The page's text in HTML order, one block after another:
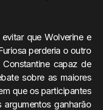
que Wolverine e
perderia o outro
capaz de
sobre as maiores
que os participantes
ganharão